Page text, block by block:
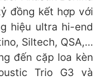
đồng kết hợp với
hiệu ultra hi-end
Siltech, QSA,…
đến cặp loa kèn
Trio G3 và